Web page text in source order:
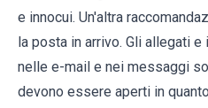
e innocui. Un'altra
la posta in arrivo. Gli allegati
nelle e-mail e nei messaggi
devono essere aperti in